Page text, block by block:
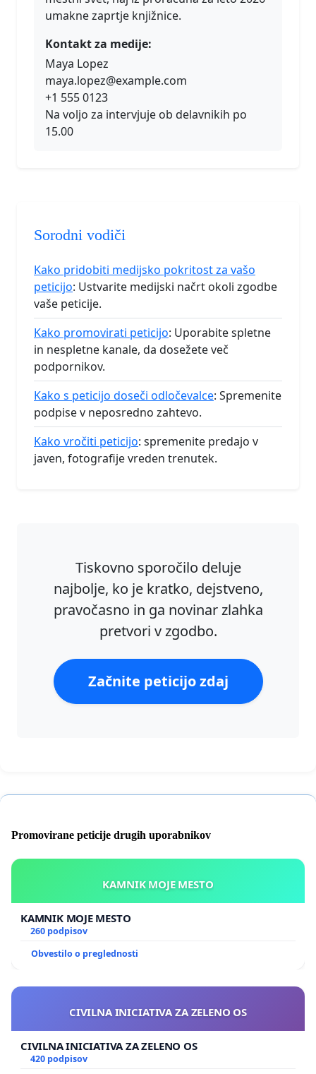
umakne zaprtje knjižnice.
Kontakt za medije:
Maya Lopez
maya.lopez@example.com
+1 555 0123
Na voljo za intervjuje ob delavnikih po
15.00
Sorodni vodiči
Kako pridobiti medijsko pokritost za vašo
peticijo: Ustvarite medijski načrt okoli zgodbe
vaše peticije.
Kako promovirati peticijo: Uporabite spletne
in nespletne kanale, da dosežete več
podpornikov.
Kako s peticijo doseči odločevalce: Spremenite
podpise v neposredno zahtevo.
Kako vročiti peticijo: spremenite predajo v
javen, fotografije vreden trenutek.
Tiskovno sporočilo deluje
najbolje, ko je kratko, dejstveno,
pravočasno in ga novinar zlahka
pretvori v zgodbo.
Začnite peticijo zdaj
Promovirane peticije drugih uporabnikov
KAMNIK MOJE MESTO
KAMNIK MOJE MESTO
260 podpisov
Obvestilo o preglednosti
CIVILNA INICIATIVA ZA ZELENO OS
CIVILNA INICIATIVA ZA ZELENO OS
420 podpisov